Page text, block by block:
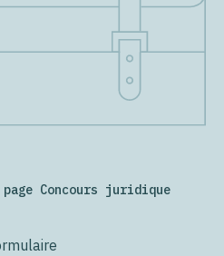
Concours juridique